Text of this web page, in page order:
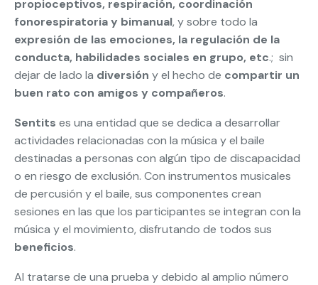
propioceptivos, respiración, coordinación
fonorespiratoria y bimanual, y sobre todo la
expresión de las emociones, la regulación de la
conducta, habilidades sociales en grupo, etc.; sin
dejar de lado la diversión y el hecho de compartir un
buen rato con amigos y compañeros.
Sentits es una entidad que se dedica a desarrollar
actividades relacionadas con la música y el baile
destinadas a personas con algún tipo de discapacidad
o en riesgo de exclusión. Con instrumentos musicales
de percusión y el baile, sus componentes crean
sesiones en las que los participantes se integran con la
música y el movimiento, disfrutando de todos sus
beneficios.
Al tratarse de una prueba y debido al amplio número